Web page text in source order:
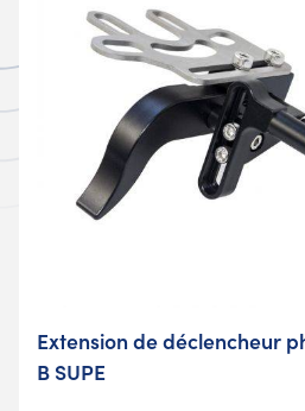
Extension de déclencheur
B SUPE